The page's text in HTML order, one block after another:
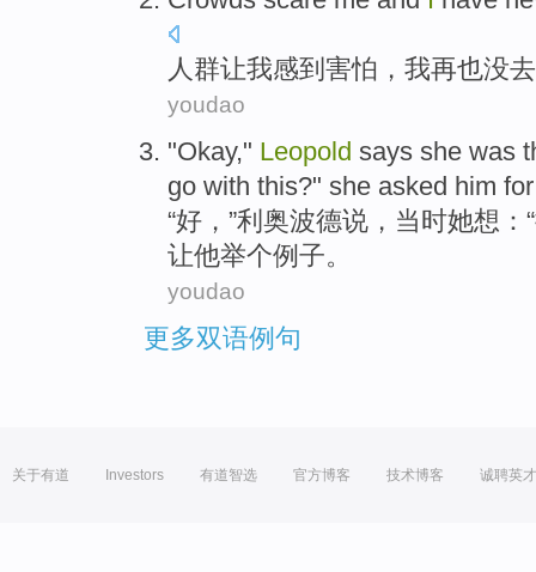
人群让我感到 害怕 ， 我再也没
youdao
"Okay," Leopold says she was
go with this?" she asked him
“好 ，”利 奥波德说 ， 当时她想 ：“
让他举个例子。
youdao
更多双语例句
关于有道 Investors 有道智选 官方博客 技术博客 诚聘英才